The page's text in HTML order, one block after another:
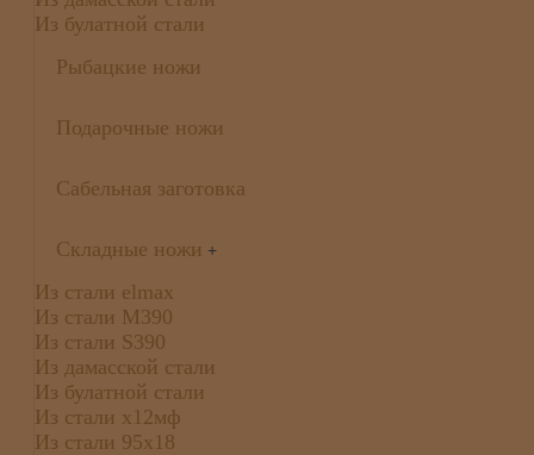
Из булатной стали
Рыбацкие ножи
Подарочные ножи
Сабельная заготовка
Складные ножи +
Из стали elmax
Из стали М390
Из стали S390
Из дамасской стали
Из булатной стали
Из стали х12мф
Из стали 95х18